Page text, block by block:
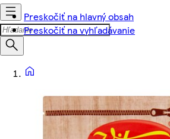
Preskočiť na hlavný obsah
Preskočiť na vyhľadávanie